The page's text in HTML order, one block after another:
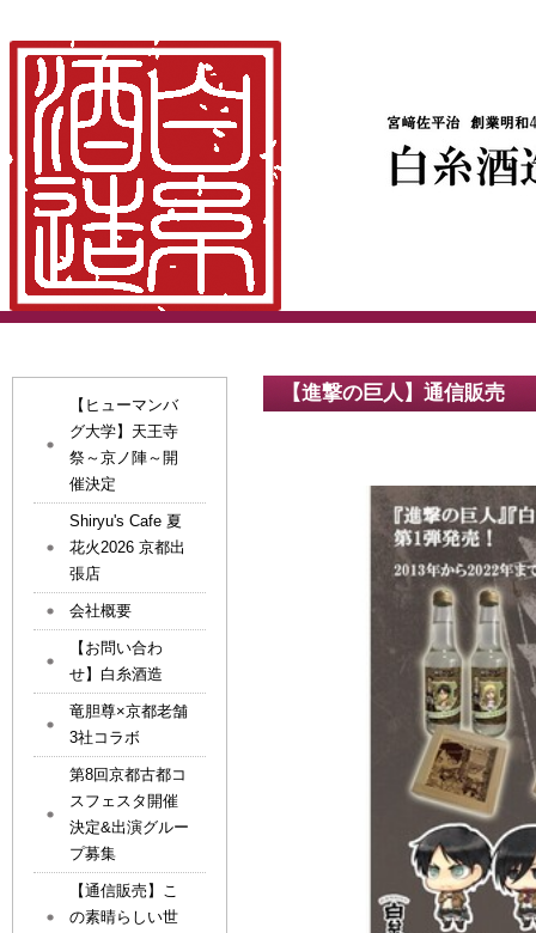
【進撃の巨人】通信販売
【ヒューマンバ
グ大学】天王寺
祭～京ノ陣～開
催決定
Shiryu's Cafe 夏
花火2026 京都出
張店
会社概要
【お問い合わ
せ】白糸酒造
竜胆尊×京都老舗
3社コラボ
第8回京都古都コ
スフェスタ開催
決定&出演グルー
プ募集
【通信販売】こ
の素晴らしい世